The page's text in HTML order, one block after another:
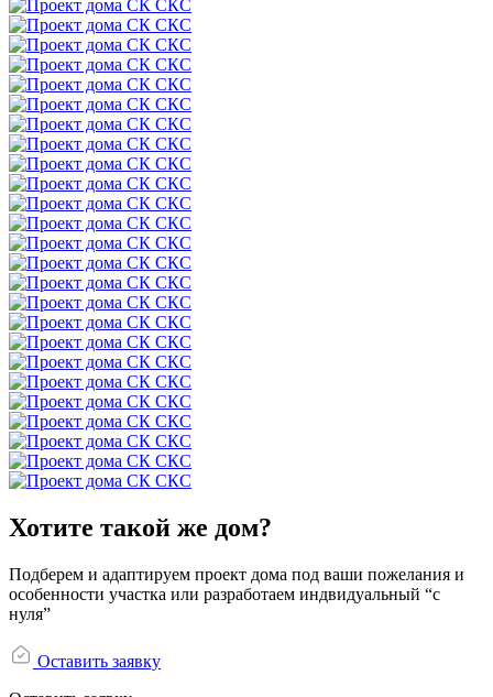
Хотите такой же дом?
Подберем и адаптируем проект дома под ваши пожелания и
особенности участка или разработаем индвидуальный “с
нуля”
Оставить заявку